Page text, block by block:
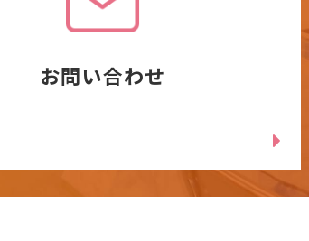
お問い合わせ